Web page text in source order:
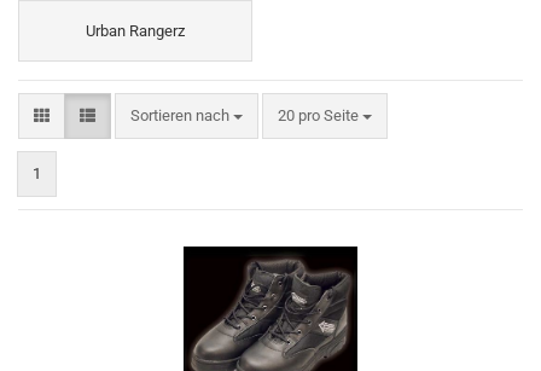
Urban Rangerz
Sortieren nach
Sortieren nach 20 pro Seite
pro Seite
1